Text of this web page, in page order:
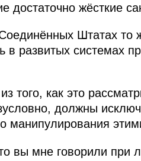
достаточно жёсткие
Штатах то
в развитых системах
того, как это
должны
манипулирования
вы мне говорили при